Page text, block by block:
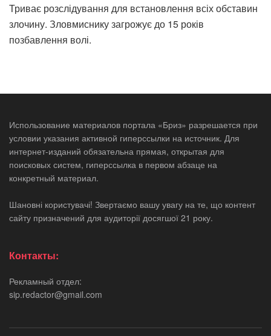
Триває розслідування для встановлення всіх обставин
злочину. Зловмиснику загрожує до 15 років
позбавлення волі.
Использование материалов портала «Бриз» разрешается при
условии указания активной гиперссылки на источник. Для
интернет-изданий обязательна прямая, открытая для
поисковых систем, гиперссылка в первом абзаце на
конкретный материал.
Шановні користувачі! Звертаємо вашу увагу на те, що контент
сайту призначений для аудиторії досягшої 21 року.
Контакты:
Рекламный отдел:
sip.redactor@gmail.com